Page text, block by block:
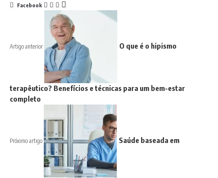
Facebook
Artigo anterior O que é o hipismo
terapêutico? Benefícios e técnicas para um bem-estar
completo
Próximo artigo Saúde baseada em